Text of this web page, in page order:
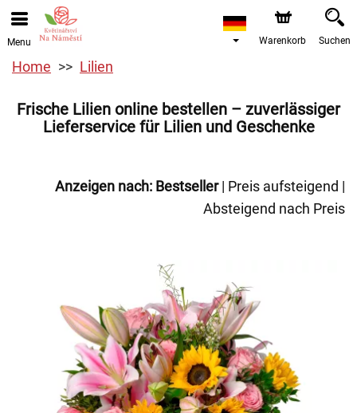
Menu Warenkorb Suchen
Home Lilien
Frische Lilien online bestellen – zuverlässiger
Lieferservice für Lilien und Geschenke
Anzeigen nach: Bestseller| Preis aufsteigend |
Absteigend nach Preis